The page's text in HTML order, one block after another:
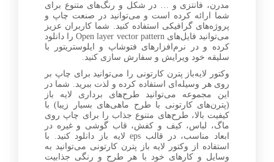
مدرن، فانتزی و … در شکل و رنگ‌های متنوع برای
شما ارائه کرده است و می‌توانید در صنعت چاپ و
پروژه‌های گرافیکی استفاده کنید. شما کاربران عزیز
می‌توانید فایل‌های Open layer vector pattern را دانلود
کرده و در نرم‌افزارهای فتوشاپ و ایلوستریتور با
سلیقه خود ویرایش و سفارش سازی کنید.
وکتور لایه‌باز پترن کارتونی را می‌توانید برای چاپ بر
روی هر وسیله‌ای استفاده کرده و لذت ببرید. شما در
این مجموعه می‌توانید طرح‌های برداری لایه باز
(پترن‌های کارتونی با طرح ماهی‌های بسیار زیبا) با
کیفیت بالا، طرح‌های متنوع جذاب را برای چاپ روی
ماگ، لباس، کیف و کفش، قاب گوشی و غیره در
ابعاد مناسب، در قالب eps لایه باز دانلود کنید. با
استفاده از وکتور لایه باز پترن کارتونی می‌توانید به
وسایل و کارهای خود با هر طرح و رنگی جذابیت